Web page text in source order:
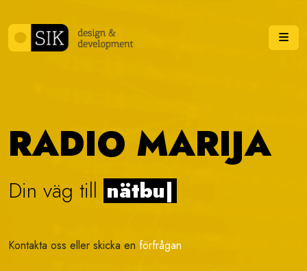
RADIO MARIJA
Din väg till v|
Kontakta oss eller skicka en förfrågan